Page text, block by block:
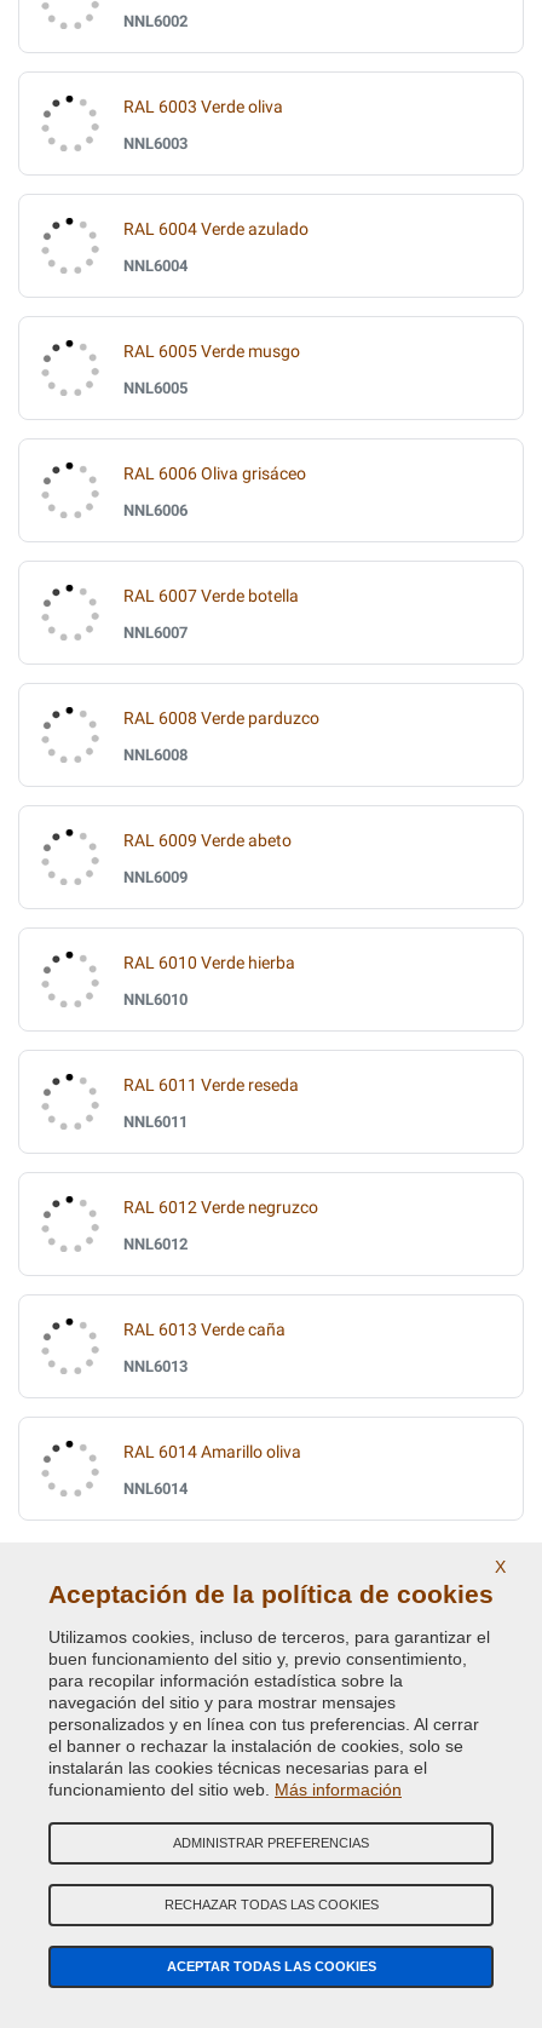
NNL6002
RAL 6003 Verde oliva
NNL6003
RAL 6004 Verde azulado
NNL6004
RAL 6005 Verde musgo
NNL6005
RAL 6006 Oliva grisáceo
NNL6006
RAL 6007 Verde botella
NNL6007
RAL 6008 Verde parduzco
NNL6008
RAL 6009 Verde abeto
NNL6009
RAL 6010 Verde hierba
NNL6010
RAL 6011 Verde reseda
NNL6011
RAL 6012 Verde negruzco
NNL6012
RAL 6013 Verde caña
NNL6013
RAL 6014 Amarillo oliva
NNL6014
RAL 6016 Verde turquesa
NNL6016
RAL 6017 Verde mayo
RAL 6018 Verde amarillento
NNL6018
X
Aceptación de la política de cookies
Utilizamos cookies, incluso de terceros, para garantizar el
buen funcionamiento del sitio y, previo consentimiento,
para recopilar información estadística sobre la
navegación del sitio y para mostrar mensajes
personalizados y en línea con tus preferencias. Al cerrar
el banner o rechazar la instalación de cookies, solo se
instalarán las cookies técnicas necesarias para el
funcionamiento del sitio web. Más información
ADMINISTRAR PREFERENCIAS
RECHAZAR TODAS LAS COOKIES
ACEPTAR TODAS LAS COOKIES